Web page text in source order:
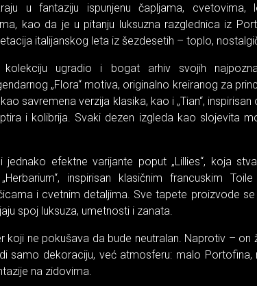
u fantaziju ispunjenu čaplјama, cvetovima,
kao da je u pitanju luksuzna razglednica iz
italijanskog leta iz šezdesetih – toplo,
ugradio i bogat arhiv svojih
„Flora“ motiva, originalno kreiranog za
savremena verzija klasika, kao i „Tian“,
i kolibrija. Svaki dezen izgleda kao slojevita
jednako efektne varijante poput „Lillies“, koja
inspirisan klasičnim francuskim
i cvetnim detaljima. Sve tapete proizvode
spoj luksuza, umetnosti i zanata.
koji ne pokušava da bude neutralan. Naprotiv – on
samo dekoraciju, već atmosferu: malo
na zidovima.